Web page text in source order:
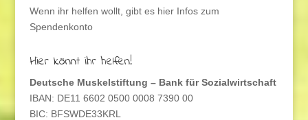
Wenn ihr helfen wollt, gibt es hier Infos zum
Spendenkonto
Hier könnt ihr helfen!
Deutsche Muskelstiftung – Bank für Sozialwirtschaft
IBAN: DE11 6602 0500 0008 7390 00
BIC: BFSWDE33KRL